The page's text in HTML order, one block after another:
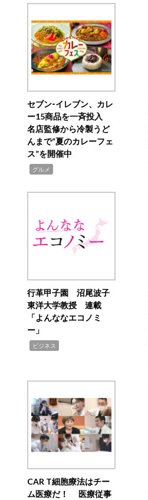
セブン‐イレブン、カレ
ー15商品を一斉投入
名店監修から冷製うど
んまで“夏のカレーフェ
ス”を開催中
グルメ
行革甲子園 沼尾波子
東洋大学教授 連載
「よんななエコノミ
ー」
ビジネス
CAR T細胞療法はチー
ム医療だ！ 医療従事